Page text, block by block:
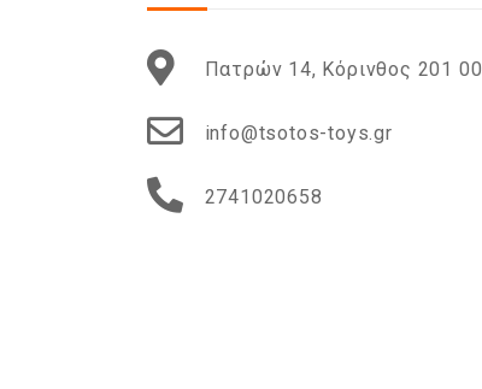
Πατρών 14, Κόρινθος 201 00
info@tsotos-toys.gr
2741020658